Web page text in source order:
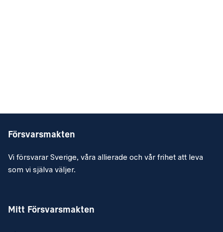
Försvarsmakten
Vi försvarar Sverige, våra allierade och vår frihet att leva
som vi själva väljer.
Mitt Försvarsmakten